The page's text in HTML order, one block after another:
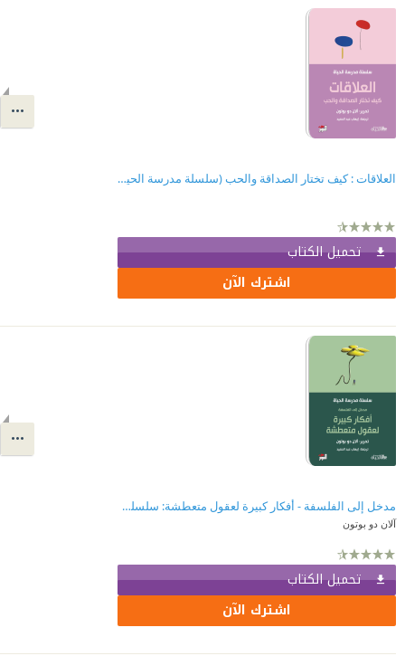
العلاقات : كيف تختار الصداقة والحب (سلسلة مدرسة الحياة)
تحميل الكتاب
اشترك الآن
مدخل إلى الفلسفة - أفكار كبيرة لعقول متعطشة: سلسلة مدرسة الحياة
آلان دو بوتون
تحميل الكتاب
اشترك الآن